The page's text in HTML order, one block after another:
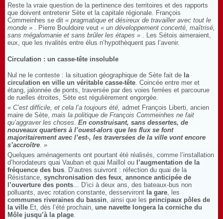
Reste la vraie question de la pertinence des territoires et des rapports
que doivent entretenir Sète et la capitale régionale. François
Commeinhes se dit « pragmatique et désireux de travailler avec tout le
monde » . Pierre Bouldoire veut « un développement concerté, maîtrisé,
sans mégalomanie et sans brûler les étapes » . Les Sétois aimeraient,
eux, que les rivalités entre élus n’hypothèquent pas l’avenir.
Circulation : un casse-tête insoluble
Nul ne le conteste : la situation géographique de Sète fait de la
circulation en ville un véritable casse-tête . Coincée entre mer et
étang, jalonnée de ponts, traversée par des voies ferrées et parcourue
de ruelles étroites, Sète est régulièrement engorgée.
« C’est difficile, et cela l’a toujours été, admet François Liberti, ancien
maire de Sète, mais la politique de François Commeinhes ne fait
qu’aggraver les choses. En construisant, sans dessertes, de
nouveaux quartiers à l’ouest-alors que les flux se font
majoritairement avec l’est-, les traversées de la ville vont encore
s’accroître . »
Quelques aménagements ont pourtant été réalisés, comme l’installation
d’horodateurs quai Vauban et quai Maillol ou l’augmentation de la
fréquence des bus . D’autres suivront : réfection du quai de la
Résistance, synchronisation des feux annonce anticipée de
l’ouverture des ponts ... D’ici à deux ans, des bateaux-bus non
polluants, avec rotation constante, desserviront la gare , les
communes riveraines du bassin , ainsi que les principaux pôles de
la ville .Et, dès l’été prochain, une navette longera la corniche du
Môle jusqu’à la plage